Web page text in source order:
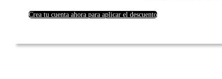
Crea tu cuenta ahora para aplicar el descuento